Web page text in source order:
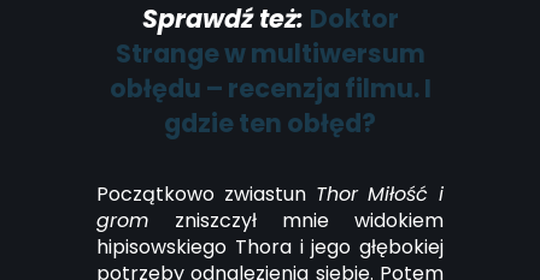
Sprawdź też: Doktor
Strange w multiwersum
obłędu – recenzja filmu. I
gdzie ten obłęd?
Początkowo zwiastun Thor Miłość i
grom zniszczył mnie widokiem
hipisowskiego Thora i jego głębokiej
potrzeby odnalezienia siebie. Potem